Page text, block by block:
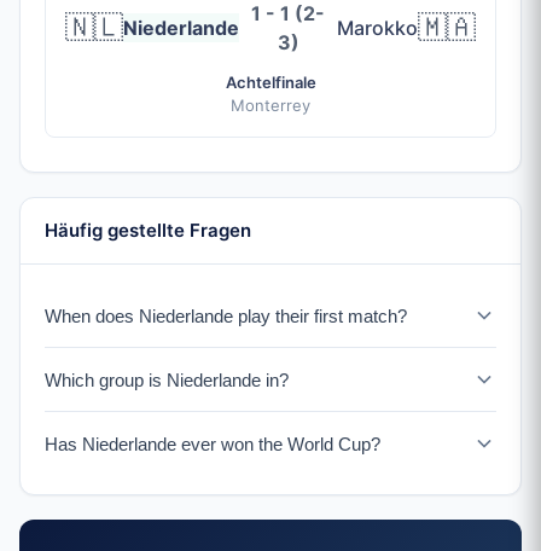
🇳🇱Niederlande
1 - 1 (2-
3)
Marokko🇲🇦
Achtelfinale
Monterrey
Häufig gestellte Fragen
When does Niederlande play their first match?
Which group is Niederlande in?
UEFA Playoff winner.
Has Niederlande ever won the World Cup?